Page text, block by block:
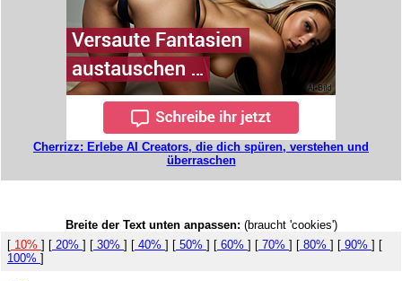
Cherrizz: Erlebe AI Creators, die dich spüren, verstehen und
überraschen
Breite der Text unten anpassen: (braucht 'cookies')
[ 10% ] [ 20% ] [ 30% ] [ 40% ] [ 50% ] [ 60% ] [ 70% ] [ 80% ] [ 90% ] [
100% ]